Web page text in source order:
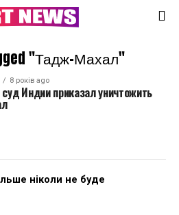
"Тадж-Махал"
8 років ago
Индии приказал уничтожить
ніколи не буде